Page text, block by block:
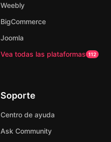
Weebly
BigCommerce
Joomla
Vea todas las plataformas 112
Soporte
Centro de ayuda
Ask Community